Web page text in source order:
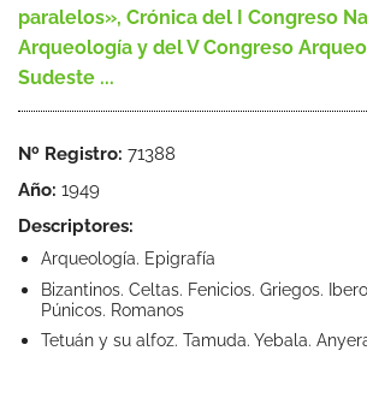
paralelos», Crónica del I Congreso
Arqueología y del V Congreso
Sudeste ...
Nº Registro: 71388
Año: 1949
Descriptores:
Arqueología. Epigrafía
Bizantinos. Celtas. Fenicios. Griegos.
Púnicos. Romanos
Tetuán y su alfoz. Tamuda. Yebala.